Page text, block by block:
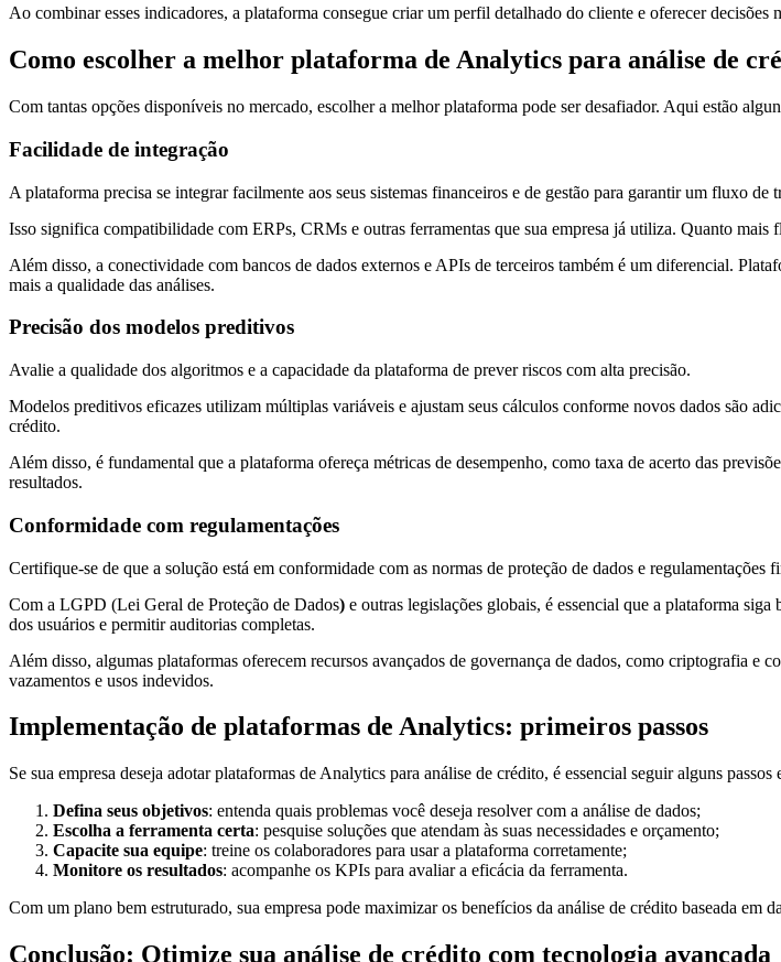
Ao combinar esses indicadores, a plataforma consegue criar um perfil detalhado do cliente e oferecer decisões
Como escolher a melhor plataforma de Analytics para análise de
Com tantas opções disponíveis no mercado, escolher a melhor plataforma pode ser desafiador. Aqui estão
Facilidade de integração
A plataforma precisa se integrar facilmente aos seus sistemas financeiros e de gestão para garantir um fluxo de
Isso significa compatibilidade com ERPs, CRMs e outras ferramentas que sua empresa já utiliza. Quanto
Além disso, a conectividade com bancos de dados externos e APIs de terceiros também é um diferencial.
mais a qualidade das análises.
Precisão dos modelos preditivos
Avalie a qualidade dos algoritmos e a capacidade da plataforma de prever riscos com alta precisão.
Modelos preditivos eficazes utilizam múltiplas variáveis e ajustam seus cálculos conforme novos dados são
crédito.
Além disso, é fundamental que a plataforma ofereça métricas de desempenho, como taxa de acerto das
resultados.
Conformidade com regulamentações
Certifique-se de que a solução está em conformidade com as normas de proteção de dados e regulamentações
Com a LGPD (Lei Geral de Proteção de Dados) e outras legislações globais, é essencial que a plataforma
dos usuários e permitir auditorias completas.
Além disso, algumas plataformas oferecem recursos avançados de governança de dados, como criptografia e
vazamentos e usos indevidos.
Implementação de plataformas de Analytics: primeiros passos
Se sua empresa deseja adotar plataformas de Analytics para análise de crédito, é essencial seguir alguns
Defina seus objetivos: entenda quais problemas você deseja resolver com a análise de dados;
Escolha a ferramenta certa: pesquise soluções que atendam às suas necessidades e orçamento;
Capacite sua equipe: treine os colaboradores para usar a plataforma corretamente;
Monitore os resultados: acompanhe os KPIs para avaliar a eficácia da ferramenta.
Com um plano bem estruturado, sua empresa pode maximizar os benefícios da análise de crédito baseada em
Conclusão: Otimize sua análise de crédito com tecnologia avançada